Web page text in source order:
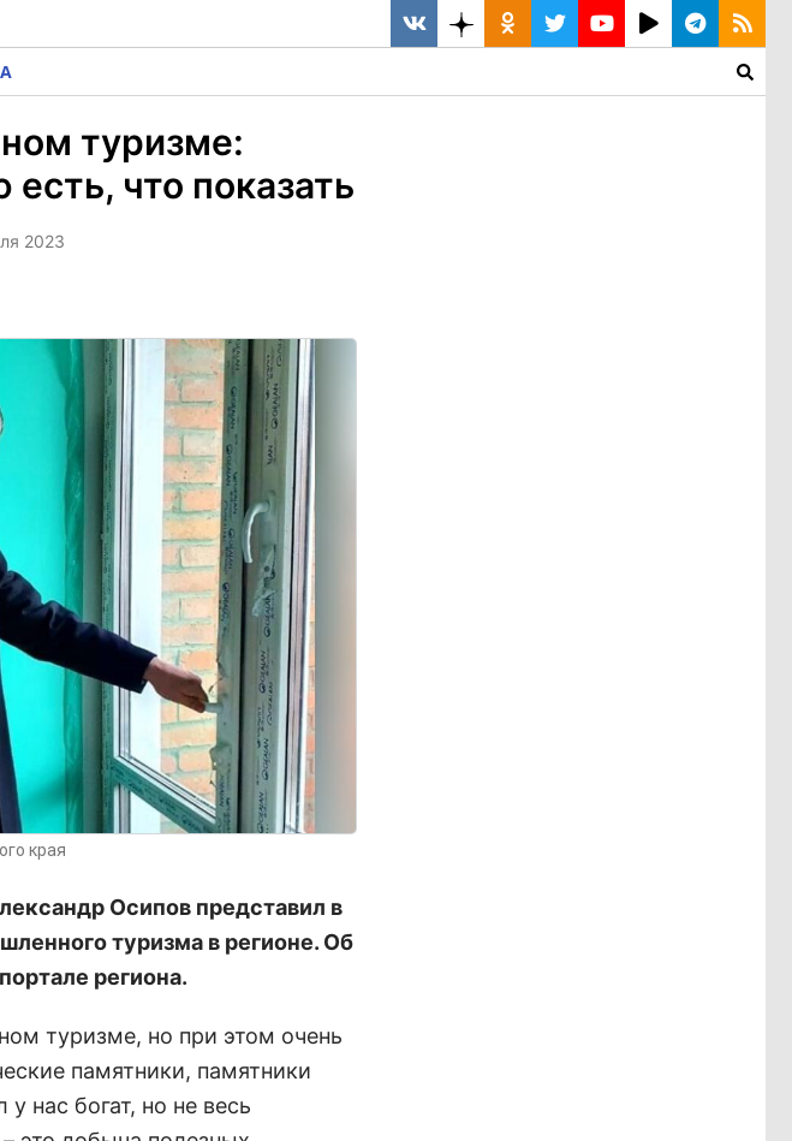
туризме:
что показать
2023
края
Осипов представил в
туризма в регионе. Об
региона.
туризме, но при этом очень
памятники, памятники
нас богат, но не весь